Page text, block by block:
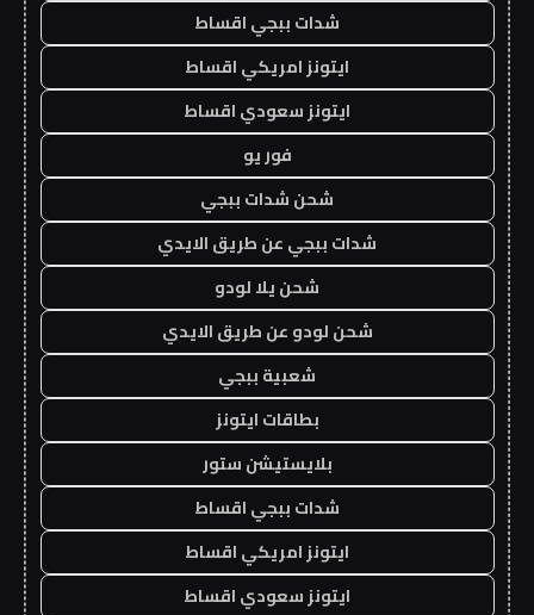
شدات ببجي اقساط
ايتونز امريكي اقساط
ايتونز سعودي اقساط
فور يو
شحن شدات ببجي
شدات ببجي عن طريق الايدي
شحن يلا لودو
شحن لودو عن طريق الايدي
شعبية ببجي
بطاقات ايتونز
بلايستيشن ستور
شدات ببجي اقساط
ايتونز امريكي اقساط
ايتونز سعودي اقساط